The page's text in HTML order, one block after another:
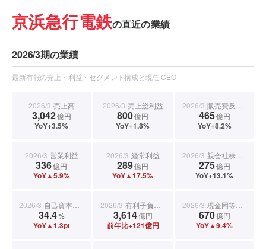
京浜急行電鉄の直近の業績
2026/3期の業績
最新有報の売上・利益・セグメント構成と現任 CEO
2026/3 売上高
3,042億円
YoY+3.5%
2026/3 売上総利益
800億円
YoY+1.8%
2026/3 販売費及び一般管理費
465億円
YoY+8.2%
2026/3 営業利益
336億円
YoY▲5.9%
2026/3 経常利益
289億円
YoY▲17.5%
2026/3 親会社株主に帰属する当期純利益
275億円
YoY+13.1%
2026/3 自己資本比率
34.4%
YoY▲1.3pt
2026/3 有利子負債合計
3,614億円
前年比+121億円
2026/3 現金同等物期末残高
670億円
YoY▲9.4%